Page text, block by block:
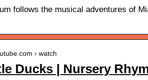
follows the musical adventures of
› watch
Ducks | Nursery